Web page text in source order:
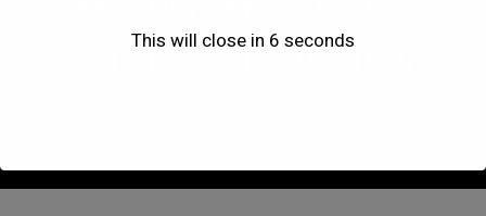
24" 1920×1080@100Hz
This will close in 5 seconds